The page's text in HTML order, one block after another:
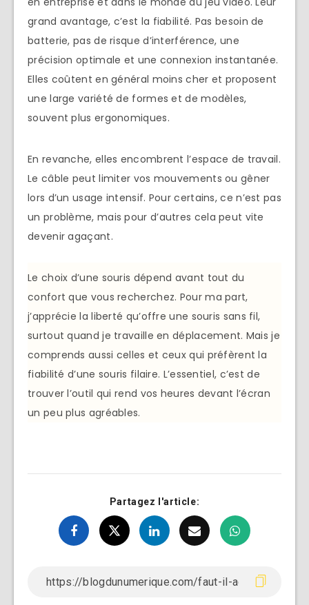
grand avantage, c’est la fiabilité. Pas besoin de
batterie, pas de risque d’interférence, une
précision optimale et une connexion instantanée.
Elles coûtent en général moins cher et proposent
une large variété de formes et de modèles,
souvent plus ergonomiques.
En revanche, elles encombrent l’espace de travail.
Le câble peut limiter vos mouvements ou gêner
lors d’un usage intensif. Pour certains, ce n’est pas
un problème, mais pour d’autres cela peut vite
devenir agaçant.
Le choix d’une souris dépend avant tout du
confort que vous recherchez. Pour ma part,
j’apprécie la liberté qu’offre une souris sans fil,
surtout quand je travaille en déplacement. Mais je
comprends aussi celles et ceux qui préfèrent la
fiabilité d’une souris filaire. L’essentiel, c’est de
trouver l’outil qui rend vos heures devant l’écran
un peu plus agréables.
Partagez l'article: